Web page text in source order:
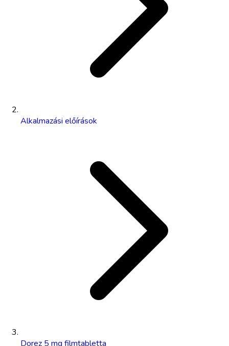
Alkalmazási előírások
Dorez 5 mg filmtabletta